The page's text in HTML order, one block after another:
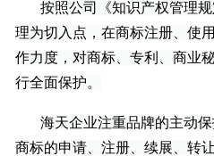
按照公司《知识产权管理
理为切入点，在商标注册、使
作力度，对商标、专利、商业
行全面保护。
海天企业注重品牌的主动
商标的申请、注册、续展、转